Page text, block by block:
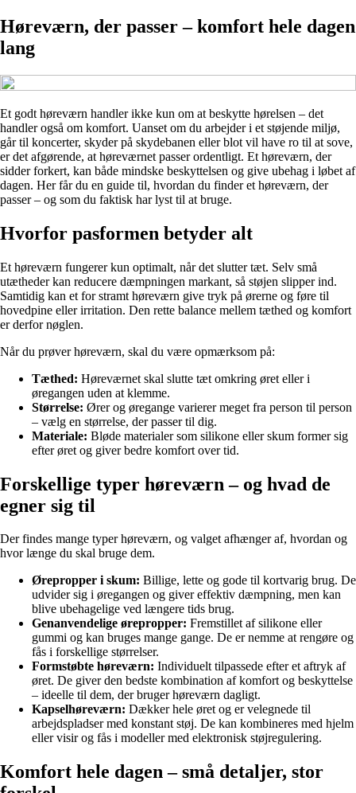
Høreværn, der passer – komfort hele dagen
lang
Et godt høreværn handler ikke kun om at beskytte hørelsen – det
handler også om komfort. Uanset om du arbejder i et støjende miljø,
går til koncerter, skyder på skydebanen eller blot vil have ro til at sove,
er det afgørende, at høreværnet passer ordentligt. Et høreværn, der
sidder forkert, kan både mindske beskyttelsen og give ubehag i løbet af
dagen. Her får du en guide til, hvordan du finder et høreværn, der
passer – og som du faktisk har lyst til at bruge.
Hvorfor pasformen betyder alt
Et høreværn fungerer kun optimalt, når det slutter tæt. Selv små
utætheder kan reducere dæmpningen markant, så støjen slipper ind.
Samtidig kan et for stramt høreværn give tryk på ørerne og føre til
hovedpine eller irritation. Den rette balance mellem tæthed og komfort
er derfor nøglen.
Når du prøver høreværn, skal du være opmærksom på:
Tæthed: Høreværnet skal slutte tæt omkring øret eller i
øregangen uden at klemme.
Størrelse: Ører og øregange varierer meget fra person til person
– vælg en størrelse, der passer til dig.
Materiale: Bløde materialer som silikone eller skum former sig
efter øret og giver bedre komfort over tid.
Forskellige typer høreværn – og hvad de
egner sig til
Der findes mange typer høreværn, og valget afhænger af, hvordan og
hvor længe du skal bruge dem.
Ørepropper i skum: Billige, lette og gode til kortvarig brug. De
udvider sig i øregangen og giver effektiv dæmpning, men kan
blive ubehagelige ved længere tids brug.
Genanvendelige ørepropper: Fremstillet af silikone eller
gummi og kan bruges mange gange. De er nemme at rengøre og
fås i forskellige størrelser.
Formstøbte høreværn: Individuelt tilpassede efter et aftryk af
øret. De giver den bedste kombination af komfort og beskyttelse
– ideelle til dem, der bruger høreværn dagligt.
Kapselhøreværn: Dækker hele øret og er velegnede til
arbejdspladser med konstant støj. De kan kombineres med hjelm
eller visir og fås i modeller med elektronisk støjregulering.
Komfort hele dagen – små detaljer, stor